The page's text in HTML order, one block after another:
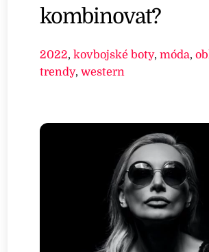
kombinovat?
2022,kovbojské boty,móda,
trendy,western